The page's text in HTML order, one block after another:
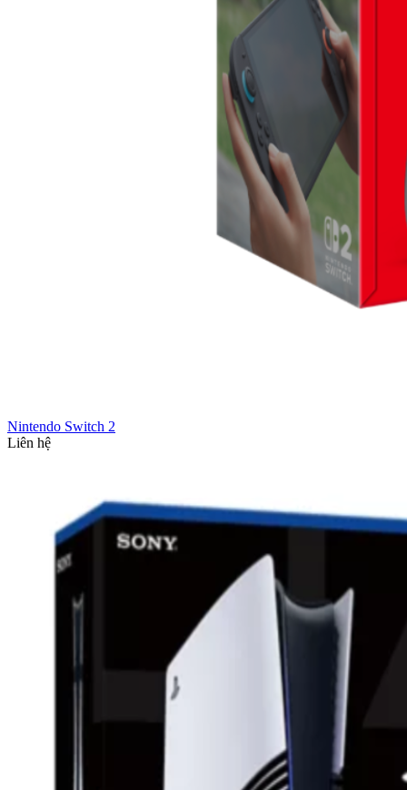
Nintendo Switch 2
Liên hệ